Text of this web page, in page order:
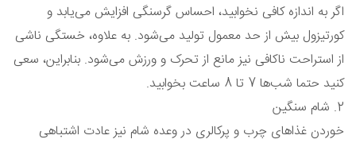
اگر به اندازه کافی نخوابید، احساس گرسنگی افزایش می‌یابد و
کورتیزول بیش از حد معمول تولید می‌شود. به علاوه، خستگی ناشی
از استراحت ناکافی نیز مانع از تحرک و ورزش می‌شود. بنابراین، سعی
کنید حتما شب‌ها 7 تا 8 ساعت بخوابید.
2. شام سنگین
خوردن غذاهای چرب و پرکالری در وعده شام نیز عادت اشتباهی